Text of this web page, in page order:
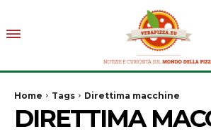
Home Tags Direttima macchine
DIRETTIMA